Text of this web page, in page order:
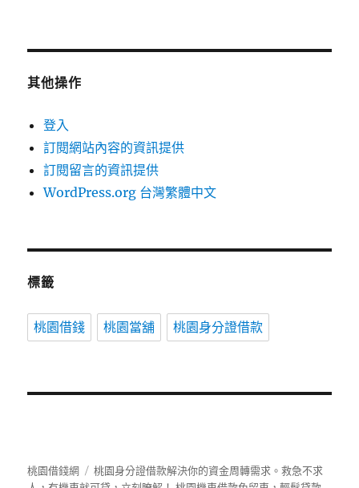
其他操作
登入
訂閱網站內容的資訊提供
訂閱留言的資訊提供
WordPress.org 台灣繁體中文
標籤
桃園借錢 桃園當舖 桃園身分證借款
桃園借錢網
桃園身分證借款解決你的資金周轉需求。救急不求